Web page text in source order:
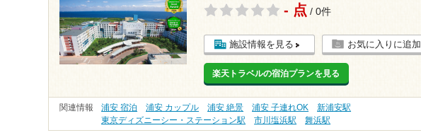
- 点 / 0件
施設情報を見る お気に入りに追加
楽天トラベルの宿泊プランを見る
関連情報 浦安 宿泊 浦安 カップル 浦安 絶景 浦安 子連れOK
新浦安駅
東京ディズニーシー・ステーション駅
市川塩浜駅 舞浜駅